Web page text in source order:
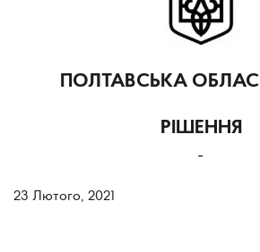
ПОЛТАВСЬКА
РІШЕННЯ
-
23 Лютого, 2021